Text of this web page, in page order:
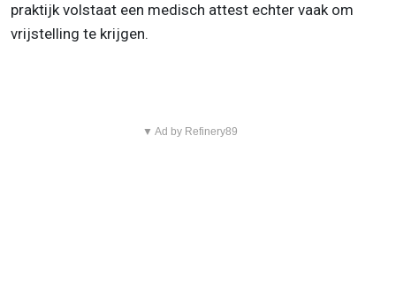
praktijk volstaat een medisch attest echter vaak om
vrijstelling te krijgen.
▼ Ad by Refinery89